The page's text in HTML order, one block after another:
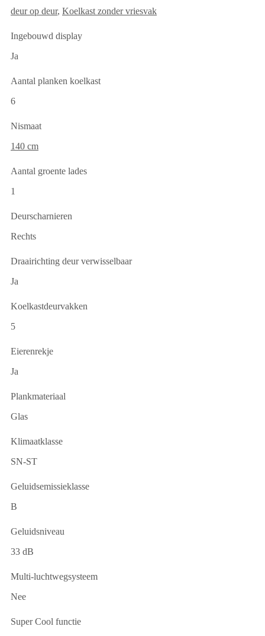
deur op deur, Koelkast zonder vriesvak
Ingebouwd display
Ja
Aantal planken koelkast
6
Nismaat
140 cm
Aantal groente lades
1
Deurscharnieren
Rechts
Draairichting deur verwisselbaar
Ja
Koelkastdeurvakken
5
Eierenrekje
Ja
Plankmateriaal
Glas
Klimaatklasse
SN-ST
Geluidsemissieklasse
B
Geluidsniveau
33 dB
Multi-luchtwegsysteem
Nee
Super Cool functie